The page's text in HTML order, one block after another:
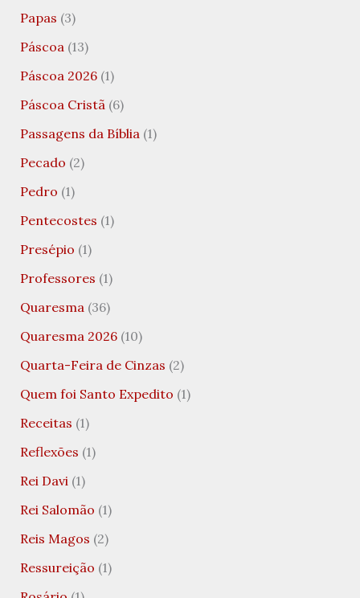
Papas (3)
Páscoa(13)
Páscoa 2026(1)
Páscoa Cristã(6)
Passagens da Bíblia(1)
Pecado (2)
Pedro (1)
Pentecostes (1)
Presépio (1)
Professores (1)
Quaresma(36)
Quaresma 2026(10)
Quarta-Feira de Cinzas (2)
Quem foi Santo Expedito (1)
Receitas (1)
Reflexões (1)
Rei Davi(1)
Rei Salomão (1)
Reis Magos (2)
Ressureição (1)